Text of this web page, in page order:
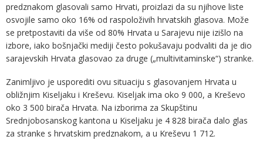
predznakom glasovali samo Hrvati, proizlazi da su njihove liste
osvojile samo oko 16% od raspoloživih hrvatskih glasova. Može
se pretpostaviti da više od 80% Hrvata u Sarajevu nije izišlo na
izbore, iako bošnjački mediji često pokušavaju podvaliti da je dio
sarajevskih Hrvata glasovao za druge („multivitaminske“) stranke.
Zanimljivo je usporediti ovu situaciju s glasovanjem Hrvata u
obližnjim Kiseljaku i Kreševu. Kiseljak ima oko 9 000, a Kreševo
oko 3 500 birača Hrvata. Na izborima za Skupštinu
Srednjobosanskog kantona u Kiseljaku je 4 828 birača dalo glas
za stranke s hrvatskim predznakom, a u Kreševu 1 712.